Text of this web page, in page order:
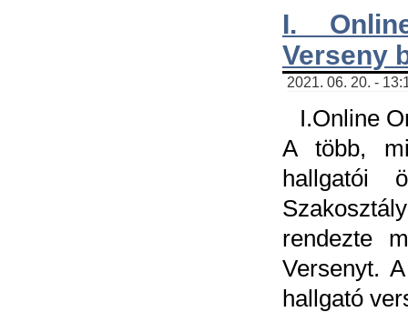
I.
Verseny
2021. 06. 20. -
I.Online
A több,
hallgatói
rendezte
Versenyt.
hallgató